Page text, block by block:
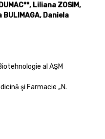
Liliana ZOSIM,
Daniela
al AŞM
şi Farmacie „N.